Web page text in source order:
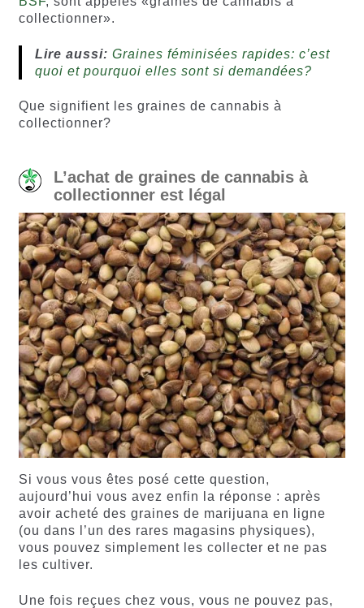
collectionner».
Lire aussi: Graines féminisées rapides: c’est
quoi et pourquoi elles sont si demandées?
Que signifient les graines de cannabis à
collectionner?
L’achat de graines de cannabis à
collectionner est légal
Si vous vous êtes posé cette question,
aujourd’hui vous avez enfin la réponse : après
avoir acheté des graines de marijuana en ligne
(ou dans l’un des rares magasins physiques),
vous pouvez simplement les collecter et ne pas
les cultiver.
Une fois reçues chez vous, vous ne pouvez pas,